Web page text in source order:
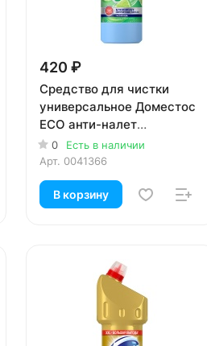
420 ₽
Средство для чистки
универсальное Доместос
ЕСО анти-налет
Освежающий цитрус 750
мл
0
Есть в наличии
Арт. 0041366
В корзину